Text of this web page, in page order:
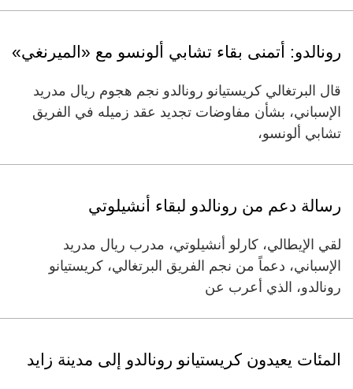
رونالدو: أتمنى بقاء تشابي ألونسو مع «الميرنغي»
قال البرتغالي كريستيانو رونالدو نجم هجوم ريال مدريد
الإسباني، بشأن مفاوضات تجديد عقد زميله في الفريق
تشابي ألونسو،
رسالة دعم من رونالدو لبقاء أنشيلوتي
لقي الإيطالي، كارلو أنشيلوتي، مدرب ريال مدريد
الإسباني، دعماً من نجم الفريق البرتغالي، كريستيانو
رونالدو، الذي أعرب عن
المئات يعيدون كريستيانو رونالدو إلى مدينة زايد